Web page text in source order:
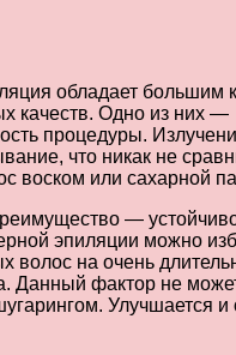
обладает большим
качеств. Одно из них —
процедуры.
что никак не
воском или сахарной
—
эпиляции можно
волос на очень
Данный фактор не
Улучшается